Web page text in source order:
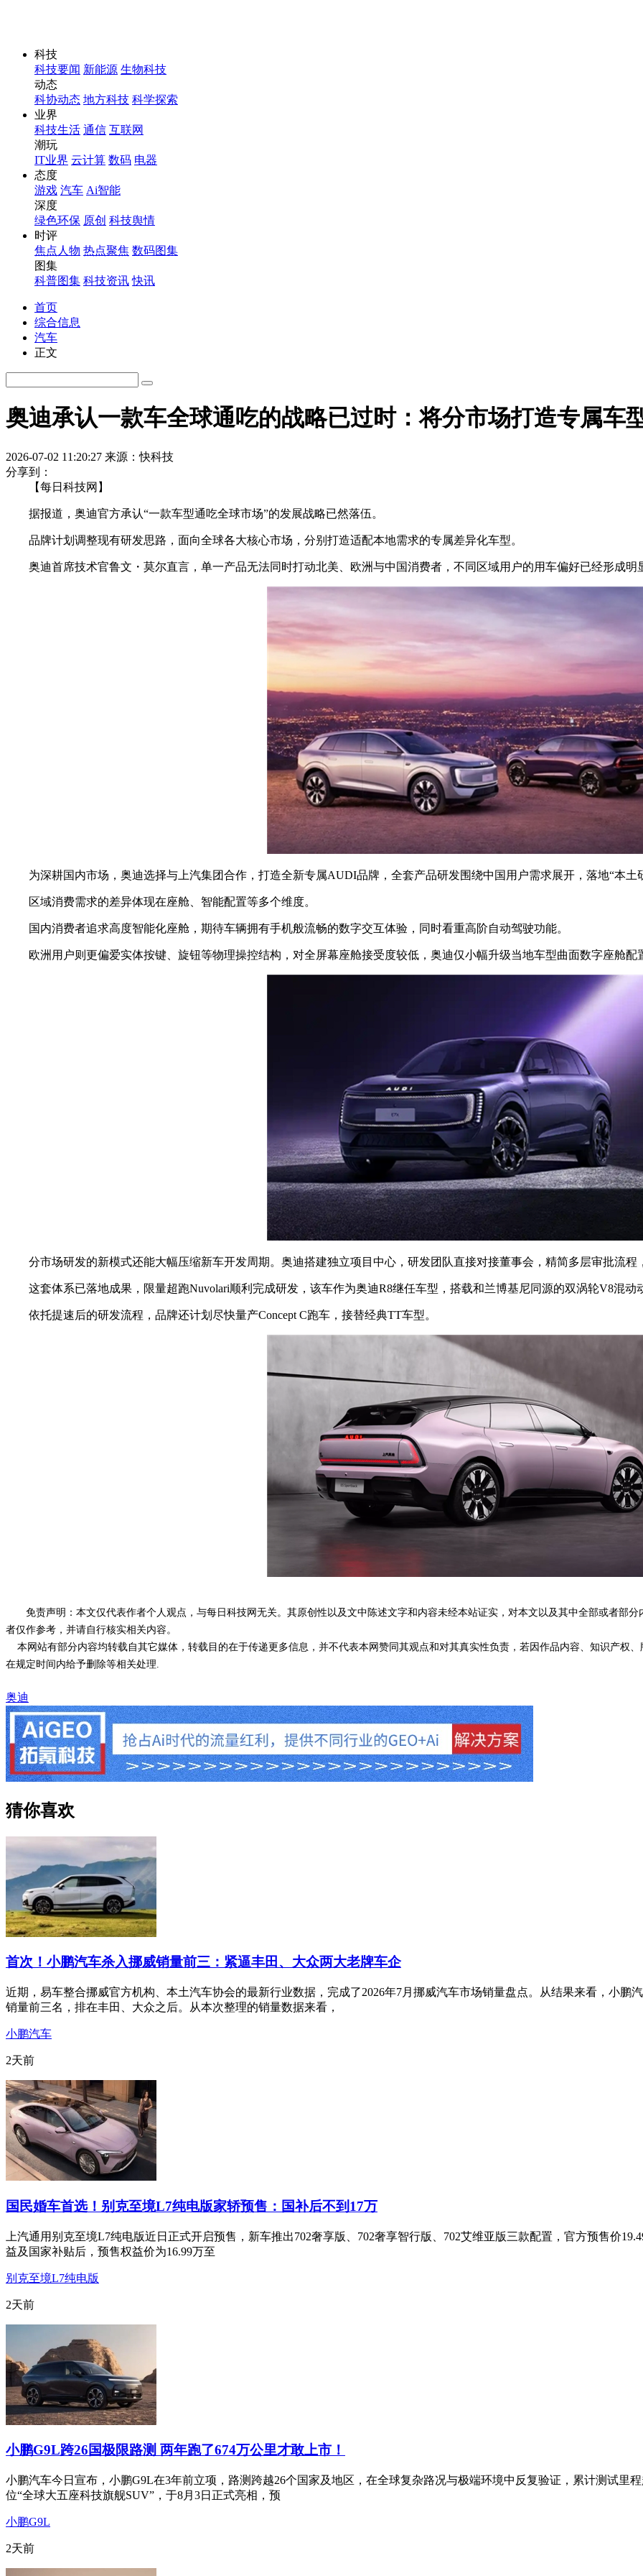
科技
科技要闻 新能源 生物科技
动态
科协动态 地方科技 科学探索
业界
科技生活 通信 互联网
潮玩
IT业界 云计算 数码 电器
态度
游戏 汽车 Ai智能
深度
绿色环保 原创 科技舆情
时评
焦点人物 热点聚焦 数码图集
图集
科普图集 科技资讯 快讯
首页
综合信息
汽车
正文
奥迪承认一款车全球通吃的战略已过时：将分市场打造专属车
2026-07-02 11:20:27 来源：快科技
分享到：
【每日科技网】
据报道，奥迪官方承认“一款车型通吃全球市场”的发展战略已然落伍。
品牌计划调整现有研发思路，面向全球各大核心市场，分别打造适配本地需求的专属差异化车型。
奥迪首席技术官鲁文・莫尔直言，单一产品无法同时打动北美、欧洲与中国消费者，不同区域用户的用车偏好已经形成明
为深耕国内市场，奥迪选择与上汽集团合作，打造全新专属AUDI品牌，全套产品研发围绕中国用户需求展开，落地“本土
区域消费需求的差异体现在座舱、智能配置等多个维度。
国内消费者追求高度智能化座舱，期待车辆拥有手机般流畅的数字交互体验，同时看重高阶自动驾驶功能。
欧洲用户则更偏爱实体按键、旋钮等物理操控结构，对全屏幕座舱接受度较低，奥迪仅小幅升级当地车型曲面数字座舱配
分市场研发的新模式还能大幅压缩新车开发周期。奥迪搭建独立项目中心，研发团队直接对接董事会，精简多层审批流程
这套体系已落地成果，限量超跑Nuvolari顺利完成研发，该车作为奥迪R8继任车型，搭载和兰博基尼同源的双涡轮V8混动
依托提速后的研发流程，品牌还计划尽快量产Concept C跑车，接替经典TT车型。
免责声明：本文仅代表作者个人观点，与每日科技网无关。其原创性以及文中陈述文字和内容未经本站证实，对本文以及其中全部或者部
者仅作参考，并请自行核实相关内容。
本网站有部分内容均转载自其它媒体，转载目的在于传递更多信息，并不代表本网赞同其观点和对其真实性负责，若因作品内容、知识产权
在规定时间内给予删除等相关处理.
奥迪
猜你喜欢
首次！小鹏汽车杀入挪威销量前三：紧逼丰田、大众两大老牌车企
近期，易车整合挪威官方机构、本土汽车协会的最新行业数据，完成了2026年7月挪威汽车市场销量盘点。从结果来看，小鹏
销量前三名，排在丰田、大众之后。从本次整理的销量数据来看，
小鹏汽车
2天前
国民婚车首选！别克至境L7纯电版家轿预售：国补后不到17万
上汽通用别克至境L7纯电版近日正式开启预售，新车推出702奢享版、702奢享智行版、702艾维亚版三款配置，官方预售价
益及国家补贴后，预售权益价为16.99万至
别克至境L7纯电版
2天前
小鹏G9L跨26国极限路测 两年跑了674万公里才敢上市！
小鹏汽车今日宣布，小鹏G9L在3年前立项，路测跨越26个国家及地区，在全球复杂路况与极端环境中反复验证，累计测试里
位“全球大五座科技旗舰SUV”，于8月3日正式亮相，预
小鹏G9L
2天前